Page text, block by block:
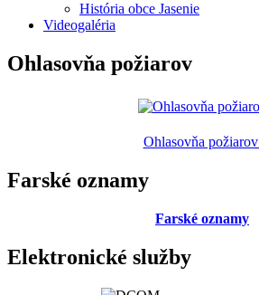
História obce Jasenie
Videogaléria
Ohlasovňa požiarov
Ohlasovňa požiarov
Farské oznamy
Farské oznamy
Elektronické služby